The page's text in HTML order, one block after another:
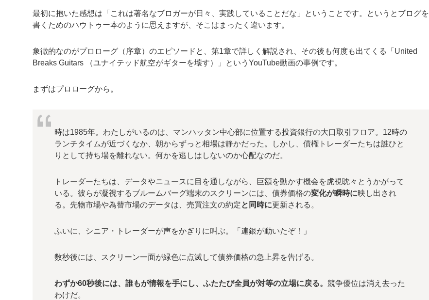
最初に抱いた感想は「これは著名なブロガーが日々、実践していることだな」ということです。というとブログを
書くためのハウトゥー本のように思えますが、そこはまったく違います。
象徴的なのがプロローグ（序章）のエピソードと、第1章で詳しく解説され、その後も何度も出てくる「United
Breaks Guitars （ユナイテッド航空がギターを壊す）」というYouTube動画の事例です。
まずはプロローグから。
時は1985年。わたしがいるのは、マンハッタン中心部に位置する投資銀行の大口取引フロア。12時の
ランチタイムが近づくなか、朝からずっと相場は静かだった。しかし、債権トレーダーたちは誰ひと
りとして持ち場を離れない。何かを逃しはしないのか心配なのだ。
トレーダーたちは、データやニュースに目を通しながら、巨額を動かす機会を虎視眈々とうかがって
いる。彼らが凝視するブルームバーグ端末のスクリーンには、債券価格の変化が瞬時に映し出され
る。先物市場や為替市場のデータは、売買注文の約定と同時に更新される。
ふいに、シニア・トレーダーが声をかぎりに叫ぶ。「連銀が動いたぞ！」
数秒後には、スクリーン一面が緑色に点滅して債券価格の急上昇を告げる。
わずか60秒後には、誰もが情報を手にし、ふたたび全員が対等の立場に戻る。競争優位は消え去った
わけだ。